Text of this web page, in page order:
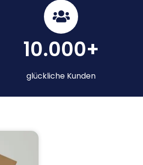
10.000+
glückliche Kunden